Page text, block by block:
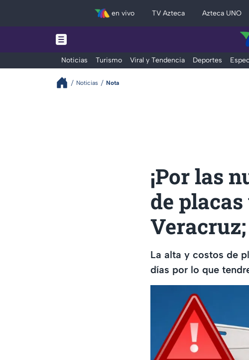
en vivo TV Azteca Azteca UNO
Noticias Turismo Viral y Tendencia Deportes
Noticias Nota
¡Por las
de
Veracruz;
La alta y costos de
días por lo que